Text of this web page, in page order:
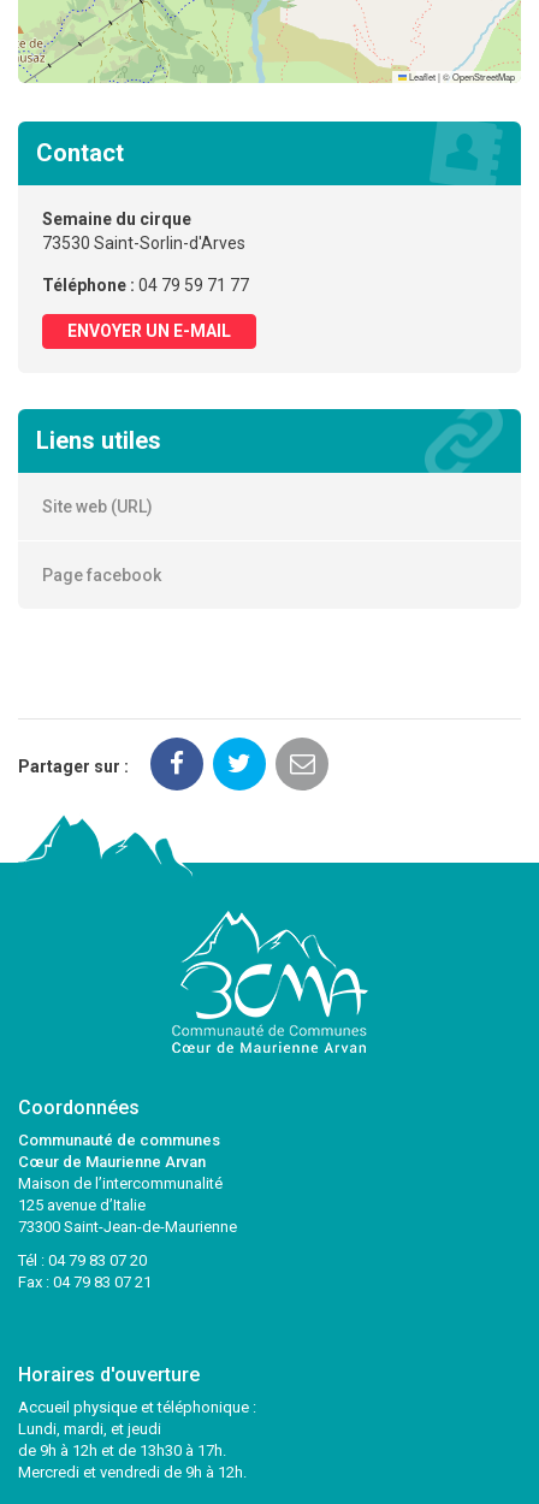
Leaflet|©OpenStreetMap
Contact
Semaine du cirque
73530 Saint-Sorlin-d'Arves
Téléphone : 04 79 59 71 77
ENVOYER UN E-MAIL
Liens utiles
Site web (URL)
Page facebook
Partager sur :
Coordonnées
Communauté de communes
Cœur de Maurienne Arvan
Maison de l’intercommunalité
125 avenue d’Italie
73300 Saint-Jean-de-Maurienne
Tél : 04 79 83 07 20
Fax : 04 79 83 07 21
Horaires d'ouverture
Accueil physique et téléphonique :
Lundi, mardi, et jeudi
de 9h à 12h et de 13h30 à 17h.
Mercredi et vendredi de 9h à 12h.